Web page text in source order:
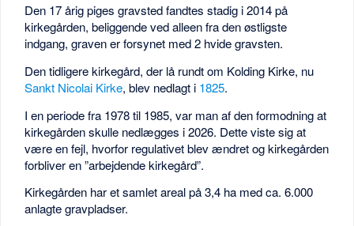
Den 17 årig piges gravsted fandtes stadig i 2014 på
kirkegården, beliggende ved alleen fra den østligste
indgang, graven er forsynet med 2 hvide gravsten.
Den tidligere kirkegård, der lå rundt om Kolding Kirke, nu
Sankt Nicolai Kirke, blev nedlagt i 1825.
I en periode fra 1978 til 1985, var man af den formodning at
kirkegården skulle nedlægges i 2026. Dette viste sig at
være en fejl, hvorfor regulativet blev ændret og kirkegården
forbliver en ”arbejdende kirkegård”.
Kirkegården har et samlet areal på 3,4 ha med ca. 6.000
anlagte gravpladser.